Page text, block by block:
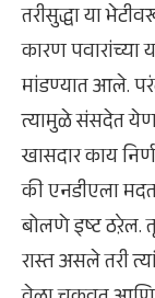
तरीसुद्धा या
कारण पवारांच्या
मांडण्यात आले.
त्यामुळे संसदेत
खासदार काय
की एनडीएला
बोलणे इष्ट ठऱेल.
रास्त असले तरी